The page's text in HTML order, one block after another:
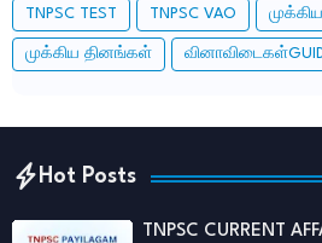
TNPSC TEST TNPSC VAO
முக்கிய தினங்கள்
Hot Posts
TNPSC CURRENT